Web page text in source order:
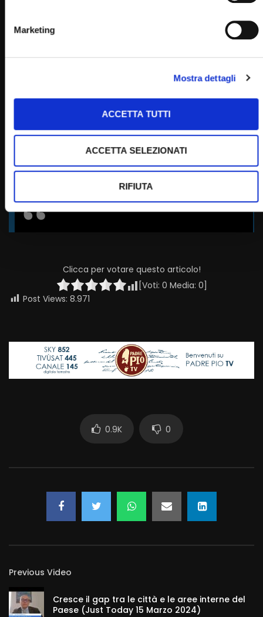
Marketing
Mostra dettagli
ACCETTA TUTTI
ACCETTA SELEZIONATI
RIFIUTA
PADRE PIO TV
Puoi guardare Padre Pio Tv
sul digitale terrestre al canale 145,
su Sky al canale 852,
in streaming sul sito internet:
Home
Clicca per votare questo articolo!
[Voti: 0 Media: 0]
Post Views: 8.971
0.9K 0
Previous Video
Cresce il gap tra le città e le aree interne del
Paese (Just Today 15 Marzo 2024)